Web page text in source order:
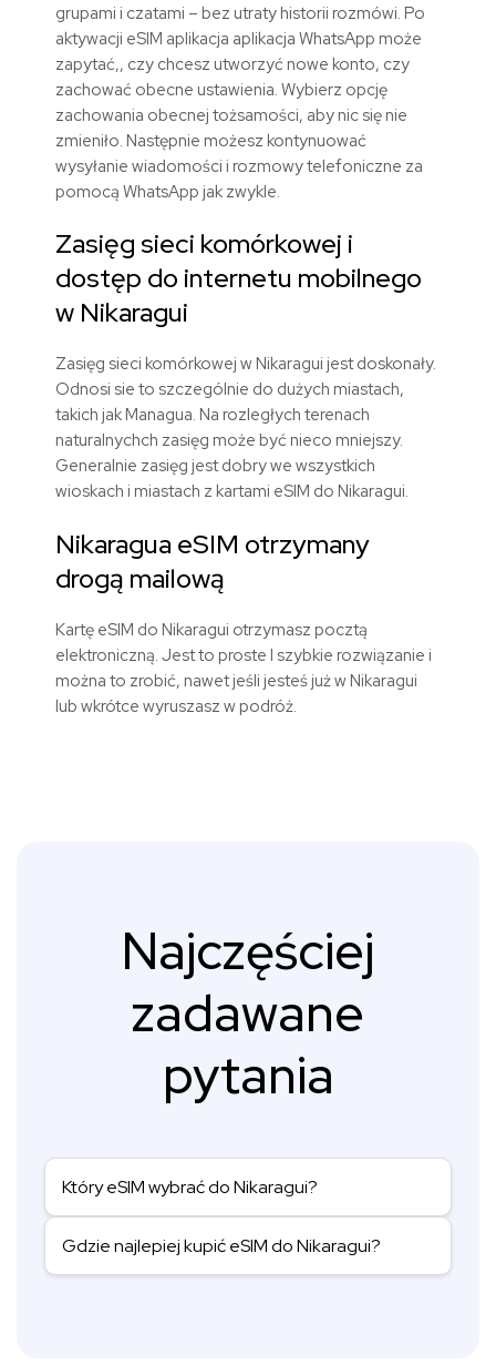
grupami i czatami – bez utraty historii rozmówi. Po
aktywacji eSIM aplikacja aplikacja WhatsApp może
zapytać,, czy chcesz utworzyć nowe konto, czy
zachować obecne ustawienia. Wybierz opcję
zachowania obecnej tożsamości, aby nic się nie
zmieniło. Następnie możesz kontynuować
wysyłanie wiadomości i rozmowy telefoniczne za
pomocą WhatsApp jak zwykle.
Zasięg sieci komórkowej i
dostęp do internetu mobilnego
w Nikaragui
Zasięg sieci komórkowej w Nikaragui jest doskonały.
Odnosi sie to szczególnie do dużych miastach,
takich jak Managua. Na rozległych terenach
naturalnychch zasięg może być nieco mniejszy.
Generalnie zasięg jest dobry we wszystkich
wioskach i miastach z kartami eSIM do Nikaragui.
Nikaragua eSIM otrzymany
drogą mailową
Kartę eSIM do Nikaragui otrzymasz pocztą
elektroniczną. Jest to proste I szybkie rozwiązanie i
można to zrobić, nawet jeśli jesteś już w Nikaragui
lub wkrótce wyruszasz w podróż.
Najczęściej
zadawane
pytania
Który eSIM wybrać do Nikaragui?
Gdzie najlepiej kupić eSIM do Nikaragui?